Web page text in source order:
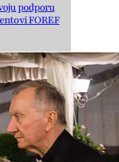
podporu
FOREF